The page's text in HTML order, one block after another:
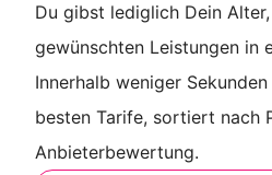
Du gibst lediglich Dein
gewünschten Leistungen in
Innerhalb weniger
besten Tarife, sortiert nach
Anbieterbewertung.